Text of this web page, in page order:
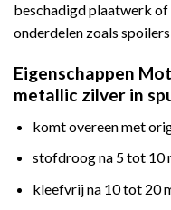
beschadigd plaatwerk of
onderdelen zoals
Eigenschappen
metallic zilver in
komt overeen met
stofdroog na 5 tot 10
kleefvrij na 10 tot 20